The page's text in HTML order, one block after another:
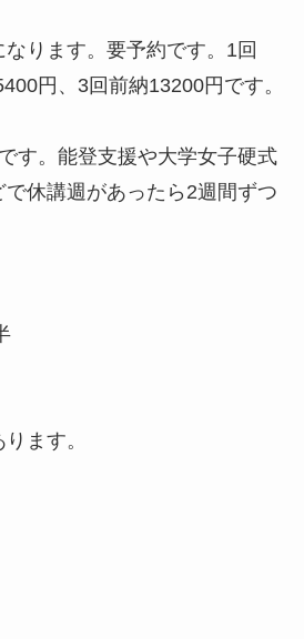
ります。要予約です。1回
円、3回前納13200円です。
す。能登支援や大学女子硬式
休講週があったら2週間ずつ
ます。